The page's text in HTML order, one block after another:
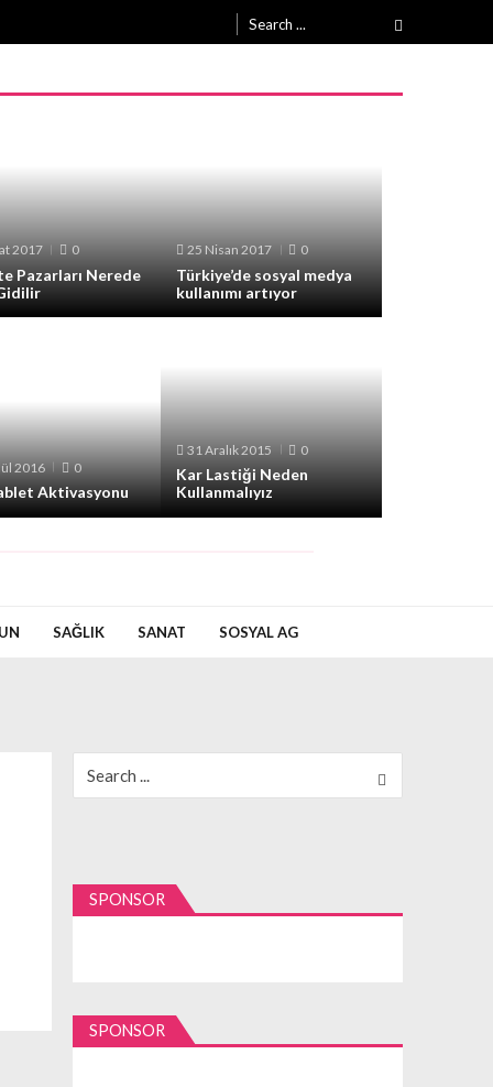
for:
2017 0
Pazarları Nerede
25 Nisan 2017 0
Türkiye’de sosyal medya
kullanımı artıyor
2016 0
Aktivasyonu
31 Aralık 2015 0
Kar Lastiği Neden
Kullanmalıyız
SAĞLIK SANAT SOSYAL AG
for:
SPONSOR
SPONSOR